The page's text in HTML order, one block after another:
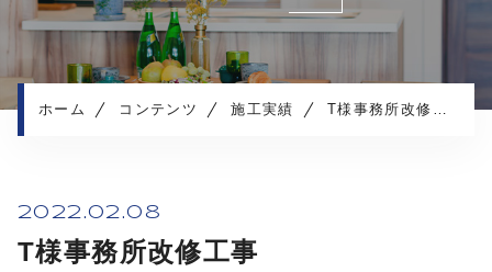
施工実績
施工の流れ
ホーム コンテンツ 施工実績 T様事務所改修工事
2022.02.08
T様事務所改修工事